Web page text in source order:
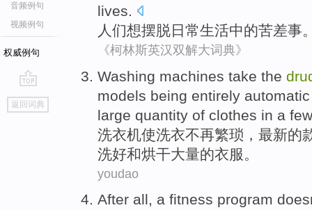
音频例句
视频例句
权威例句
go
top
返回词典
lives.
人们想摆脱日常生活中的苦差事
《柯林斯英汉双解大词典》
Washing machines take the
models being entirely
large quantity of clothes in a few
洗衣机使洗衣不再繁琐 ， 最新的
洗好和烘干大量的衣服 。
youdao
After all, a fitness program